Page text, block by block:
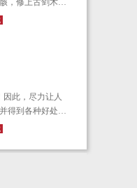
唱《就这样被你
，修上古剑术，
因此，尽力让人
得到各种好处！
精通各种才艺